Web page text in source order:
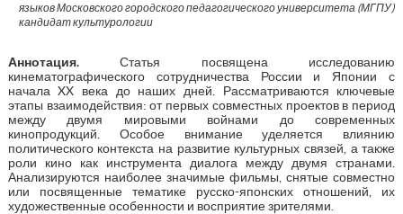
языков Московского городского педагогического университета (МГПУ)
кандидат культурологии
Аннотация.Статья посвящена исследованию
кинематографического сотрудничества России и Японии с
начала XX века до наших дней. Рассматриваются ключевые
этапы взаимодействия: от первых совместных проектов в период
между двумя мировыми войнами до современных
кинопродукций. Особое внимание уделяется влиянию
политического контекста на развитие культурных связей, а также
роли кино как инструмента диалога между двумя странами.
Анализируются наиболее значимые фильмы, снятые совместно
или посвященные тематике русско-японских отношений, их
художественные особенности и восприятие зрителями.